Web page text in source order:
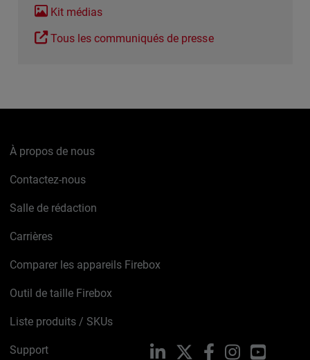
Kit médias
Tous les communiqués de presse
À propos de nous
Contactez-nous
Salle de rédaction
Carrières
Comparer les appareils Firebox
Outil de taille Firebox
Liste produits / SKUs
Support LinkedIn FacebookInstagram